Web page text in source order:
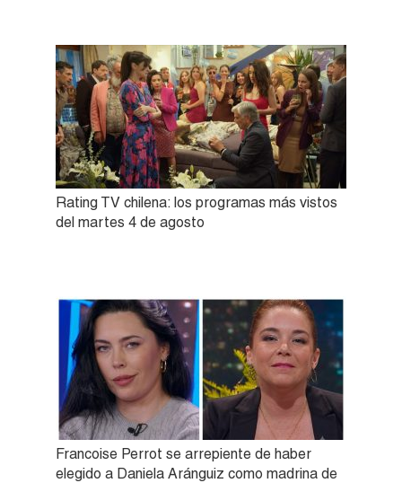
Rating TV chilena: los programas más vistos
del martes 4 de agosto
Francoise Perrot se arrepiente de haber
elegido a Daniela Aránguiz como madrina de